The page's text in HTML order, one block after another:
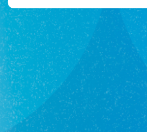
Мосейчук
Регина Сергеевна
Агент
+7(962)547-70-20
Объекты 131